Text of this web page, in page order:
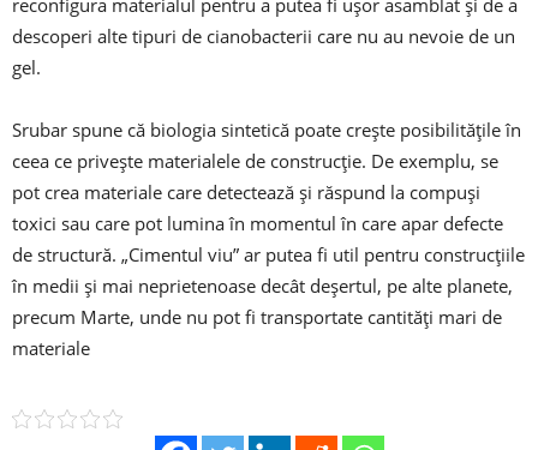
reconfigura materialul pentru a putea fi uşor asamblat şi de a
descoperi alte tipuri de cianobacterii care nu au nevoie de un
gel.
Srubar spune că biologia sintetică poate creşte posibilităţile în
ceea ce priveşte materialele de construcţie. De exemplu, se
pot crea materiale care detectează şi răspund la compuşi
toxici sau care pot lumina în momentul în care apar defecte
de structură. „Cimentul viu” ar putea fi util pentru construcţiile
în medii şi mai neprietenoase decât deşertul, pe alte planete,
precum Marte, unde nu pot fi transportate cantităţi mari de
materiale